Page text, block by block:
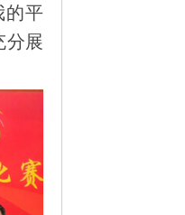
的平
分展